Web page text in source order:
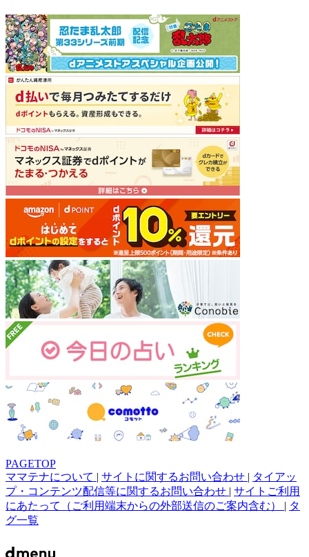
PAGETOP
ママテナについて | サイトに関するお問い合わせ | タイアッ
プ・コンテンツ配信等に関するお問い合わせ | サイトご利用
にあたって（ご利用端末からの外部送信のご案内含む） | タ
グ一覧